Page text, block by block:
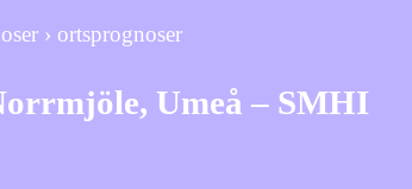
› ortsprognoser
Umeå – SMHI